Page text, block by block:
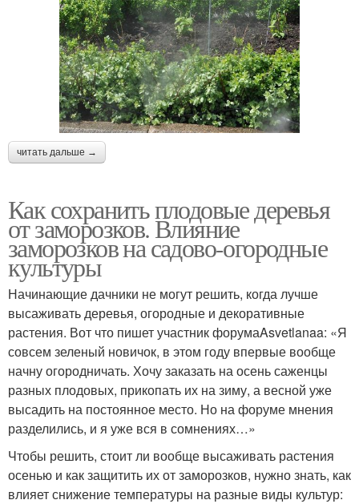
читать дальше →
Как сохранить плодовые деревья
от заморозков. Влияние
заморозков на садово-огородные
культуры
Начинающие дачники не могут решить, когда лучше
высаживать деревья, огородные и декоративные
растения. Вот что пишет участник форумаAsvetlanaa: «Я
совсем зеленый новичок, в этом году впервые вообще
начну огородничать. Хочу заказать на осень саженцы
разных плодовых, прикопать их на зиму, а весной уже
высадить на постоянное место. Но на форуме мнения
разделились, и я уже вся в сомнениях…»
Чтобы решить, стоит ли вообще высаживать растения
осенью и как защитить их от заморозков, нужно знать, как
влияет снижение температуры на разные виды культур: